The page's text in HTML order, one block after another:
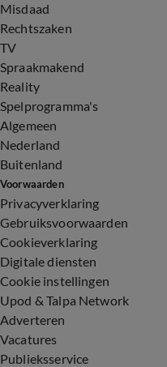
Misdaad
Rechtszaken
TV
Spraakmakend
Reality
Spelprogramma's
Algemeen
Nederland
Buitenland
Voorwaarden
Privacyverklaring
Gebruiksvoorwaarden
Cookieverklaring
Digitale diensten
Cookie instellingen
Upod & Talpa Network
Adverteren
Vacatures
Publieksservice